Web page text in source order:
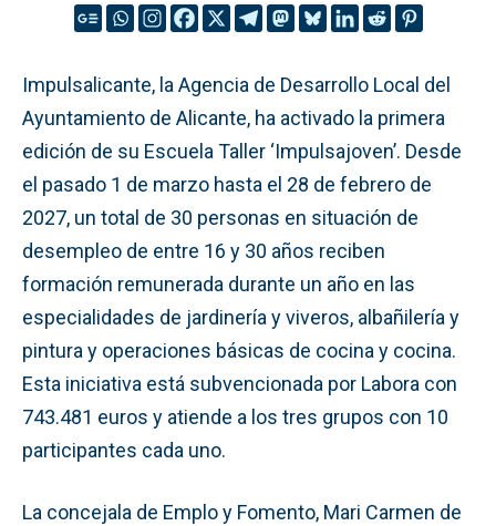
Impulsalicante, la Agencia de Desarrollo Local del
Ayuntamiento de Alicante, ha activado la primera
edición de su Escuela Taller ‘Impulsajoven’. Desde
el pasado 1 de marzo hasta el 28 de febrero de
2027, un total de 30 personas en situación de
desempleo de entre 16 y 30 años reciben
formación remunerada durante un año en las
especialidades de jardinería y viveros, albañilería y
pintura y operaciones básicas de cocina y cocina.
Esta iniciativa está subvencionada por Labora con
743.481 euros y atiende a los tres grupos con 10
participantes cada uno.
La concejala de Emplo y Fomento, Mari Carmen de